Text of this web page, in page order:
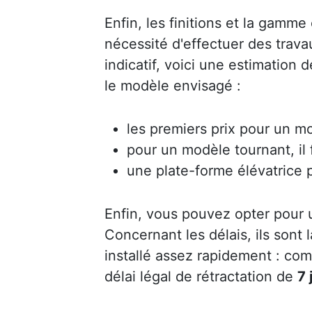
Enfin, les finitions et la
nécessité d'effectuer des
indicatif, voici une estimation
le modèle envisagé :
les premiers prix pour un
pour un modèle tournant,
une plate-forme élévatrice
Enfin, vous pouvez opter pour
Concernant les délais, ils sont
installé assez rapidement :
délai légal de rétractation de 7